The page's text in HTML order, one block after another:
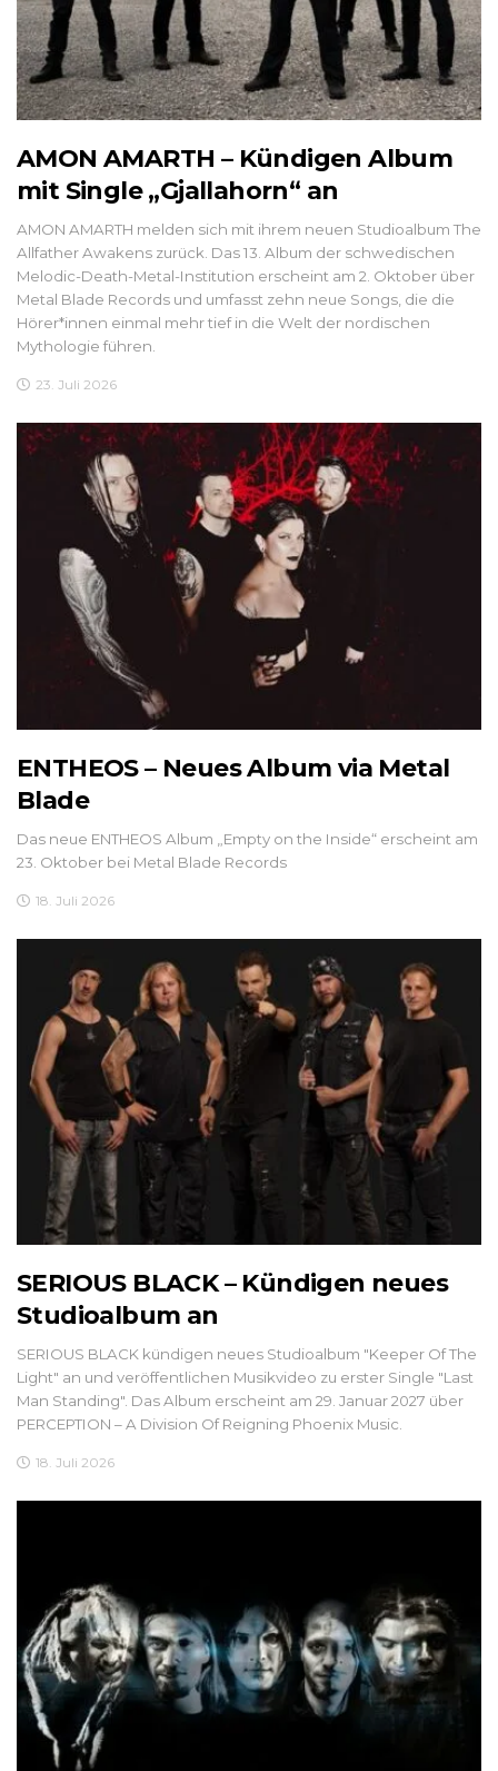
AMON AMARTH – Kündigen Album
mit Single „Gjallahorn“ an
AMON AMARTH melden sich mit ihrem neuen Studioalbum The
Allfather Awakens zurück. Das 13. Album der schwedischen
Melodic-Death-Metal-Institution erscheint am 2. Oktober über
Metal Blade Records und umfasst zehn neue Songs, die die
Hörer*innen einmal mehr tief in die Welt der nordischen
Mythologie führen.
23. Juli 2026
ENTHEOS – Neues Album via Metal
Blade
Das neue ENTHEOS Album „Empty on the Inside“ erscheint am
23. Oktober bei Metal Blade Records
18. Juli 2026
SERIOUS BLACK – Kündigen neues
Studioalbum an
SERIOUS BLACK kündigen neues Studioalbum "Keeper Of The
Light" an und veröffentlichen Musikvideo zu erster Single "Last
Man Standing". Das Album erscheint am 29. Januar 2027 über
PERCEPTION – A Division Of Reigning Phoenix Music.
18. Juli 2026